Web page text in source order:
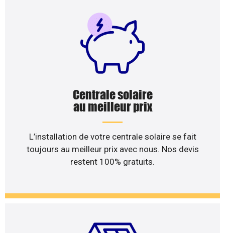
Centrale solaire
au meilleur prix
L’installation de votre centrale solaire se fait
toujours au meilleur prix avec nous. Nos devis
restent 100% gratuits.